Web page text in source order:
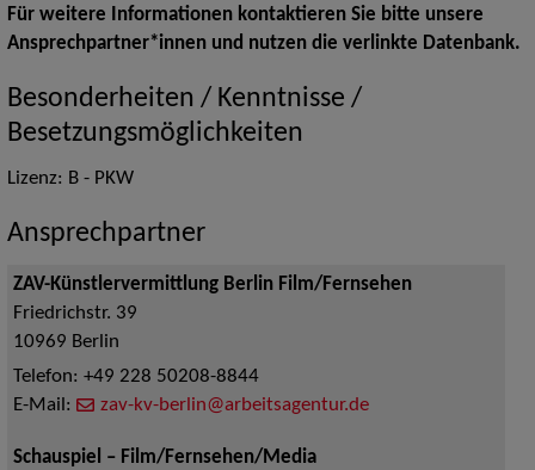
Für weitere Informationen kontaktieren Sie bitte unsere
Ansprechpartner*innen und nutzen die verlinkte Datenbank.
Besonderheiten / Kenntnisse /
Besetzungsmöglichkeiten
Lizenz: B - PKW
Ansprechpartner
ZAV-Künstlervermittlung Berlin Film/Fernsehen
Friedrichstr. 39
10969 Berlin
Telefon: +49 228 50208-8844
E-Mail:
zav-kv-berlin@arbeitsagentur.de
Schauspiel – Film/Fernsehen/Media